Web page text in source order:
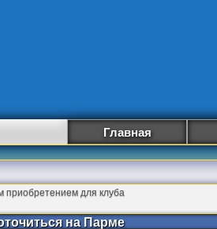
Главная
приобретением для клуба
на Парме